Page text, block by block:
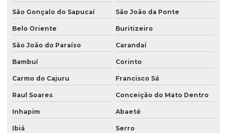
São Gonçalo do Sapucaí São João da Ponte
Belo Oriente Buritizeiro
São João do Paraíso Carandaí
Bambuí Corinto
Carmo do Cajuru Francisco Sá
Raul Soares Conceição do Mato Dentro
Inhapim Abaeté
Ibiá Serro